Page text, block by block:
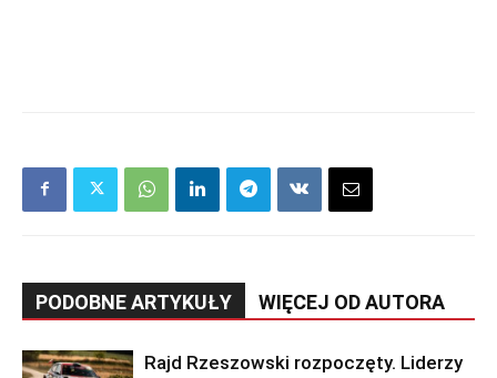
PODOBNE ARTYKUŁY WIĘCEJ OD AUTORA
Rajd Rzeszowski rozpoczęty. Liderzy